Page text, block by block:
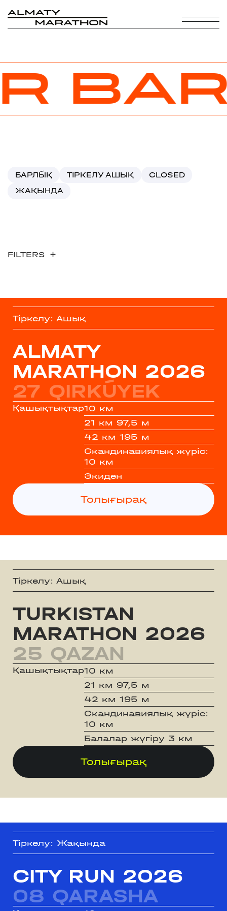
FILTERS
БАРЛЫ́Қ ТІРКЕЛУ АШЫҚ
CLOSED
ЖАҚЫНДА
Тіркелу: Ашық
ALMATY
MARATHON 2026
27 QIRKÚYEK
Қашықтықтар10 км
21 км 97,5 м
42 км 195 м
Скандинавиялық жүріс:
10 км
Экиден
Толығырақ
Тіркелу: Ашық
TURKISTAN
MARATHON 2026
25 QAZAN
Қашықтықтар10 км
21 км 97,5 м
42 км 195 м
Скандинавиялық жүріс:
10 км
Балалар жүгіру 3 км
Толығырақ
Тіркелу: Жақында
CITY RUN 2026
08 QARASHA